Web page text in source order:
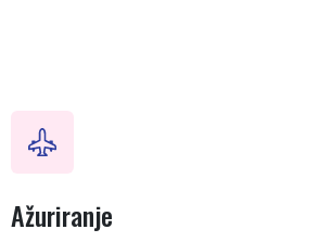
Ažuriranje